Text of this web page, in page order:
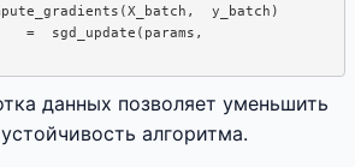
y_batch)
=  sgd_update(params,
данных позволяет уменьшить
алгоритма.